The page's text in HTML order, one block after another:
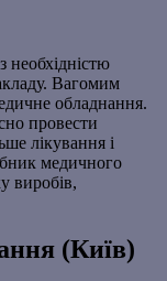
необхідністю
Вагомим
обладнання.
провести
лікування і
медичного
виробів,
(Київ)